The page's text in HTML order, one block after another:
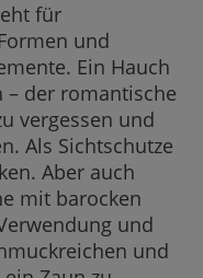
für
und
Ein Hauch
– der romantische
vergessen und
Als Sichtschutze
Aber auch
mit barocken
und
und